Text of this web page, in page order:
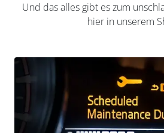
Und das alles gibt es zum
hier in unserem